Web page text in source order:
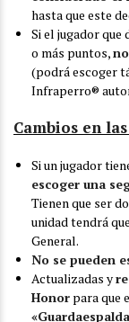
hasta que este
Si el jugador
o más puntos,
(podrá escoger
Infraperro®
Cambios en
Si un jugador
escoger una
Tienen que ser
unidad tendrá
General.
No se pueden
Actualizadas y
Honor para que